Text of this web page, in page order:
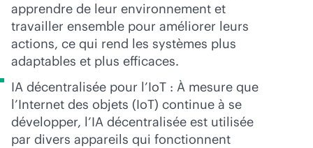
apprendre de leur environnement et
travailler ensemble pour améliorer leurs
actions, ce qui rend les systèmes plus
adaptables et plus efficaces.
IA décentralisée pour l’IoT : À mesure que
l’Internet des objets (IoT) continue à se
développer, l’IA décentralisée est utilisée
par divers appareils qui fonctionnent